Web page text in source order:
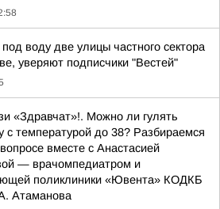
воду две улицы частного сектора
уверяют подписчики "Вестей"
«Здравчат»!. Можно ли гулять
с температурой до 38? Разбираемся
вместе с Анастасией
— врачомпедиатром и
поликлиники «Ювента» КОДКБ
Атаманова